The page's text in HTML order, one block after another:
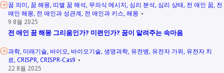
꿈 의미 꿈 해몽 띠별 꿈 해석 무의식 메시지 심리 분석 심리 상태 전 애인 꿈 전
애인 해몽 전 애인과 성관계 전 애인과 키스 해몽
9 8월 2025
전 애인 꿈 해몽 그리움인가? 미련인가? 꿈이 알려주는 속마음
과학 미래기술 바이오 바이오기술 생명과학 유전병 유전자 가위 유전자 치
료 CRISPR CRISPR-Cas9
22 8월 2025